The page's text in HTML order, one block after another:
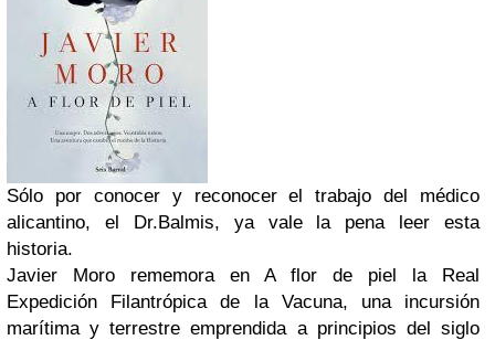
Sólo por conocer y reconocer el trabajo del médico
alicantino, el Dr.Balmis, ya vale la pena leer esta
historia.
Javier Moro rememora en A flor de piel la Real
Expedición Filantrópica de la Vacuna, una incursión
marítima y terrestre emprendida a principios del siglo